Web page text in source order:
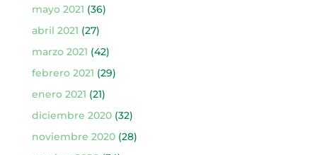
mayo 2021 (36)
abril 2021 (27)
marzo 2021 (42)
febrero 2021 (29)
enero 2021 (21)
diciembre 2020(32)
noviembre 2020(28)